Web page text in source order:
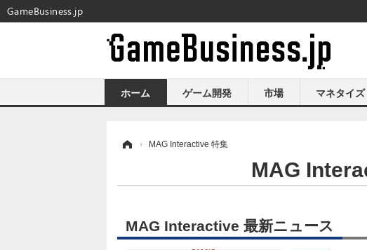
ホーム ゲーム開発 市場 マネタイズ
› MAG Interactive 特集
MAG
MAG Interactive 最新ニュース
GameBusiness.jp